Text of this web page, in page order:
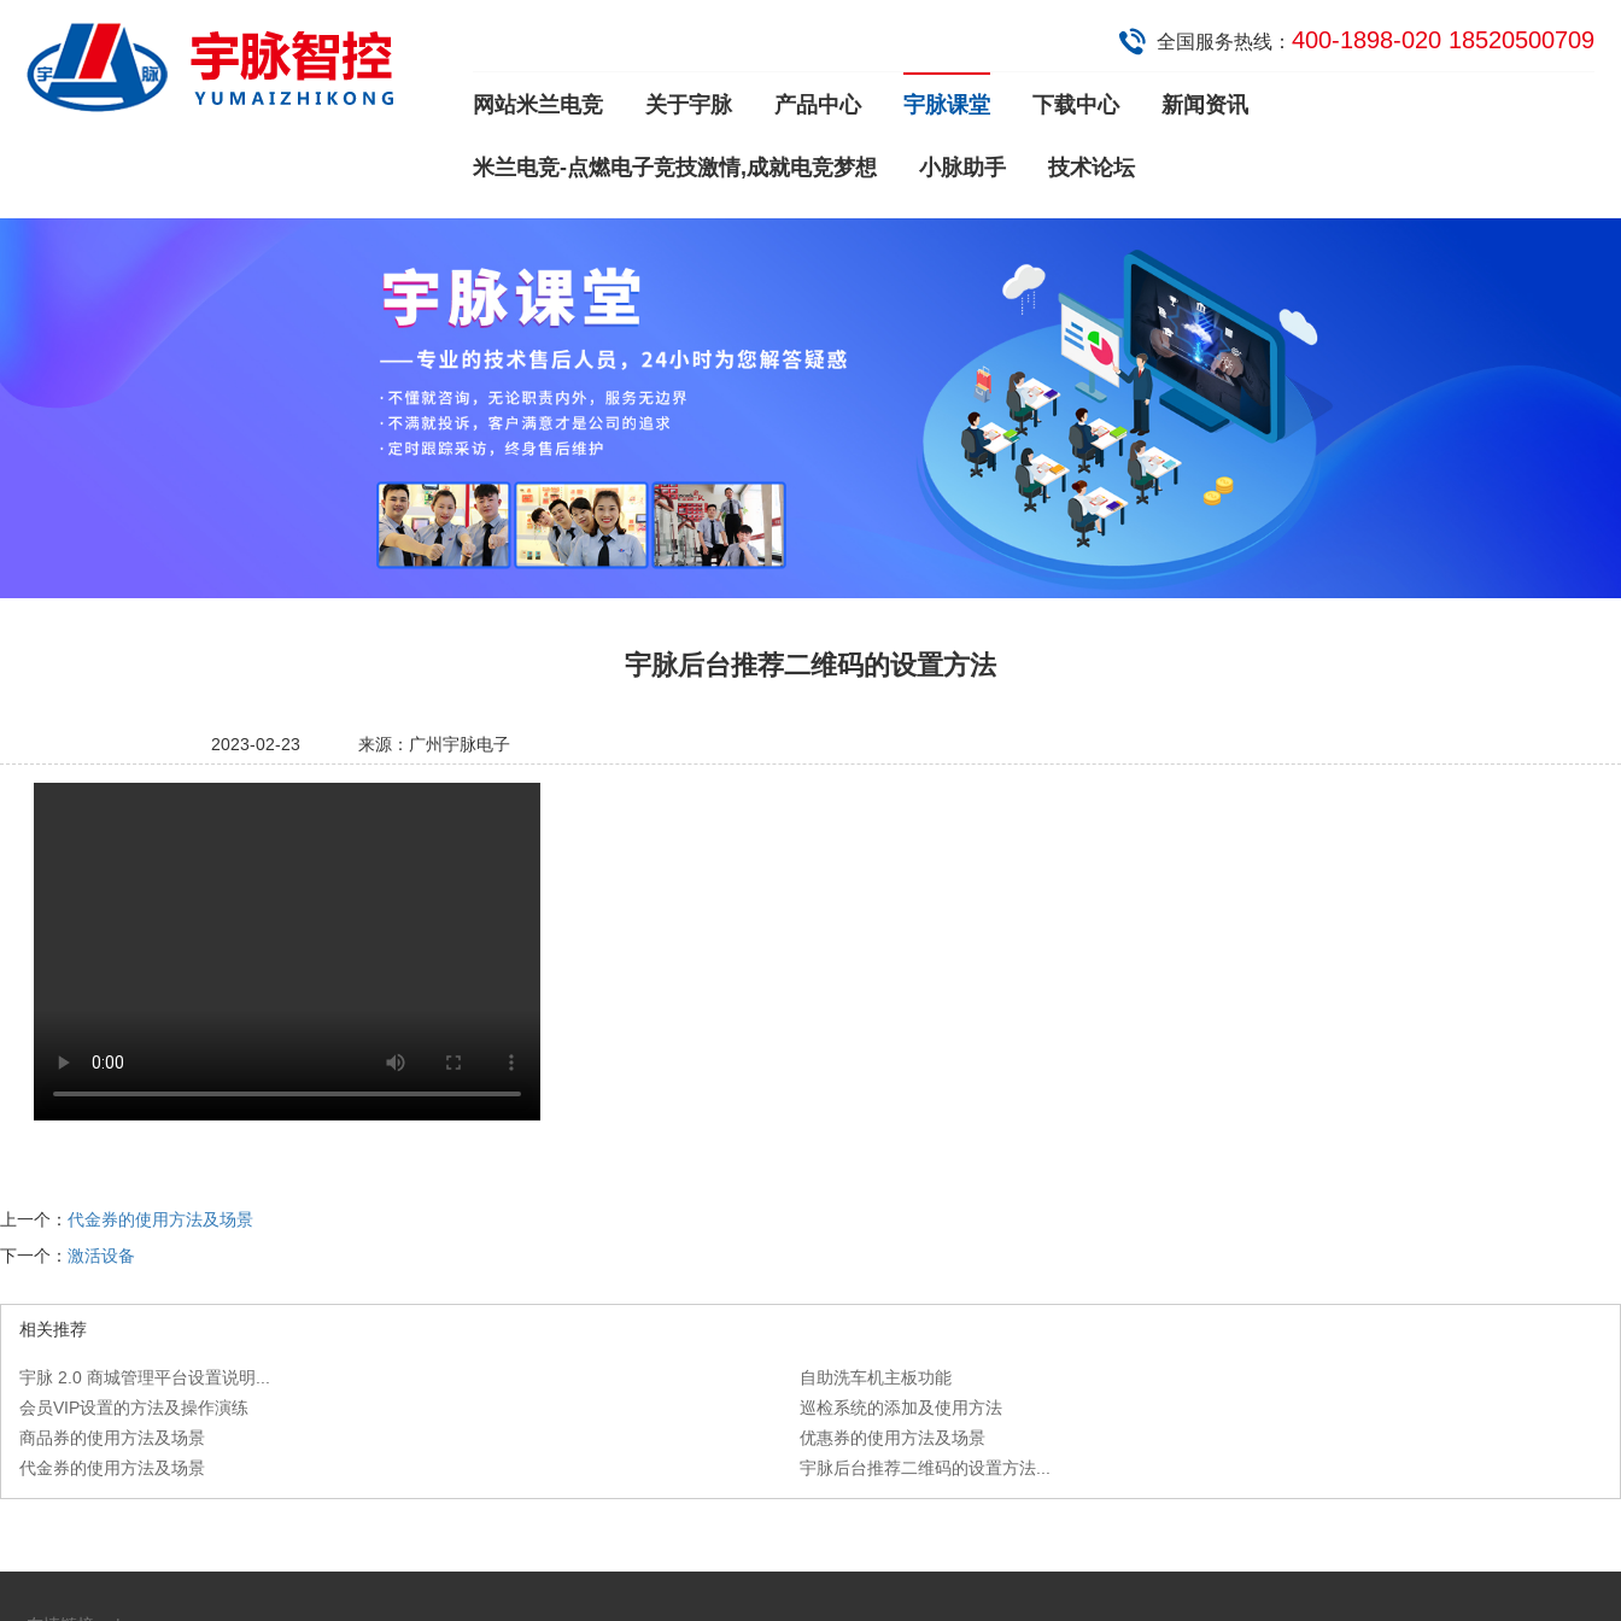
全国服务热线： 400-1898-020 18520500709
网站米兰电竞 关于宇脉 产品中心 宇脉课堂 下载中心 新闻资讯
米兰电竞-点燃电子竞技激情,成就电竞梦想 小脉助手 技术论坛
宇脉后台推荐二维码的设置方法
2023-02-23 来源：广州宇脉电子
上一个： 代金券的使用方法及场景
下一个： 激活设备
相关推荐
宇脉 2.0 商城管理平台设置说明...
自助洗车机主板功能
会员VIP设置的方法及操作演练
巡检系统的添加及使用方法
商品券的使用方法及场景
优惠券的使用方法及场景
代金券的使用方法及场景
宇脉后台推荐二维码的设置方法...